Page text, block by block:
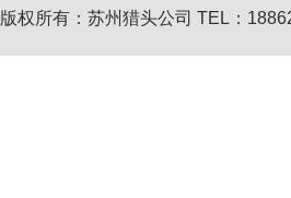
版权所有：苏州猎头公司 TEL：